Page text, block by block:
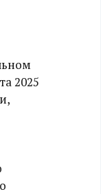
2025